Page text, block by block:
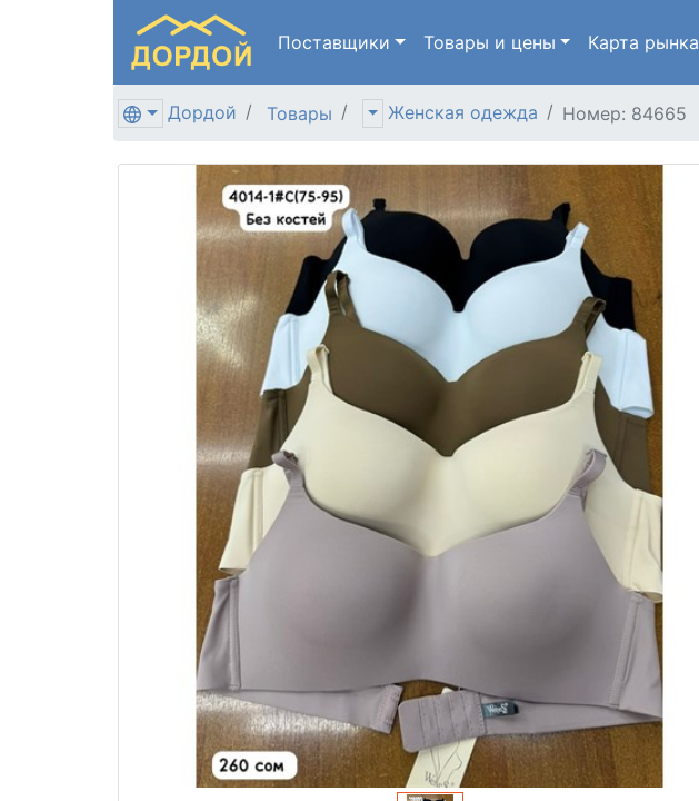
Поставщики Товары и цены Карта рынка
Дордой Товары Женская одежда Номер: 84665